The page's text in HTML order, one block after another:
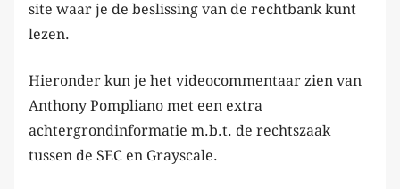
site waar je de beslissing van de rechtbank kunt
lezen.
Hieronder kun je het videocommentaar zien van
Anthony Pompliano met een extra
achtergrondinformatie m.b.t. de rechtszaak
tussen de SEC en Grayscale.